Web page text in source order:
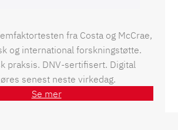
fra Costa og McCrae,
og international forskningstøtte.
praksis. DNV-sertifisert. Digital
senest neste virkedag.
Se mer